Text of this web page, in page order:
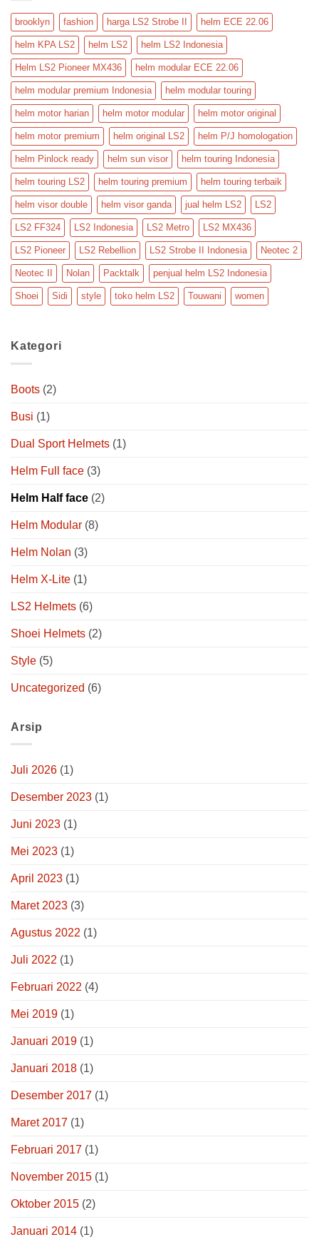
brooklyn fashion harga LS2 Strobe II helm ECE 22.06
helm KPA LS2 helm LS2 helm LS2 Indonesia
Helm LS2 Pioneer MX436 helm modular ECE 22.06
helm modular premium Indonesia helm modular touring
helm motor harian helm motor modular helm motor original
helm motor premium helm original LS2 helm P/J homologation
helm Pinlock ready helm sun visor helm touring Indonesia
helm touring LS2 helm touring premium helm touring terbaik
helm visor double helm visor ganda jual helm LS2 LS2
LS2 FF324 LS2 Indonesia LS2 Metro LS2 MX436
LS2 Pioneer LS2 Rebellion LS2 Strobe II Indonesia Neotec 2
Neotec II Nolan Packtalk penjual helm LS2 Indonesia
Shoei Sidi style toko helm LS2 Touwani women
Kategori
Boots (2)
Busi (1)
Dual Sport Helmets (1)
Helm Full face (3)
Helm Half face (2)
Helm Modular (8)
Helm Nolan (3)
Helm X-Lite (1)
LS2 Helmets (6)
Shoei Helmets (2)
Style (5)
Uncategorized (6)
Arsip
Juli 2026 (1)
Desember 2023 (1)
Juni 2023 (1)
Mei 2023 (1)
April 2023 (1)
Maret 2023 (3)
Agustus 2022 (1)
Juli 2022 (1)
Februari 2022 (4)
Mei 2019 (1)
Januari 2019 (1)
Januari 2018 (1)
Desember 2017 (1)
Maret 2017 (1)
Februari 2017 (1)
November 2015 (1)
Oktober 2015 (2)
Januari 2014 (1)